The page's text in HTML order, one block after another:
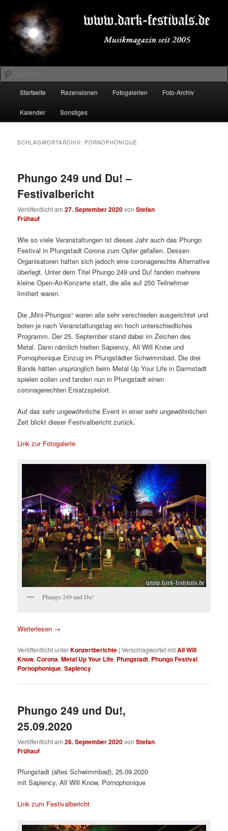
primären
Inhalt
springen
sekundären
Inhalt
springenDARK-FESTIVALS.DE
Suchen
Startseite Rezensionen Fotogalerien Foto-Archiv
Kalender Sonstiges
SCHLAGWORTARCHIV: PORNOPHONIQUE
Phungo 249 und Du! –
Festivalbericht
Veröffentlicht am27. September 2020vonStefan
Frühauf
Wie so viele Veranstaltungen ist dieses Jahr auch das Phungo
Festival in Pfungstadt Corona zum Opfer gefallen. Dessen
Organisatoren hatten sich jedoch eine coronagerechte Alternative
überlegt. Unter dem Titel Phungo 249 und Du! fanden mehrere
kleine Open-Air-Konzerte statt, die alle auf 250 Teilnehmer
limitiert waren.
Die „Mini-Phungos“ waren alle sehr verschieden ausgerichtet und
boten je nach Veranstaltungstag ein hoch unterschiedliches
Programm. Der 25. September stand dabei im Zeichen des
Metal. Dann nämlich hielten Sapiency, All Will Know und
Pornophonique Einzug im Pfungstädter Schwimmbad. Die drei
Bands hätten ursprünglich beim Metal Up Your Life in Darmstadt
spielen sollen und fanden nun in Pfungstadt einen
coronagerechten Ersatzspielort.
Auf das sehr ungewöhnliche Event in einer sehr ungewöhnlichen
Zeit blickt dieser Festivalbericht zurück.
Link zur Fotogalerie
Phungo 249 und Du!
Weiterlesen →
Veröffentlicht unterKonzertberichte |Verschlagwortet mitAll Will
Know,Corona,Metal Up Your Life, Pfungstadt, Phungo Festival,
Pornophonique,Sapiency
Phungo 249 und Du!,
25.09.2020
Veröffentlicht am26. September 2020vonStefan
Frühauf
Pfungstadt (altes Schwimmbad), 25.09.2020
mit Sapiency, All Will Know, Pornophonique
Link zum Festivalbericht